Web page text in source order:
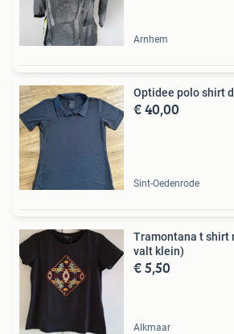
Arnhem
Optidee polo shirt
€ 40,00
Sint-Oedenrode
Tramontana t shirt
valt klein)
€ 5,50
Alkmaar